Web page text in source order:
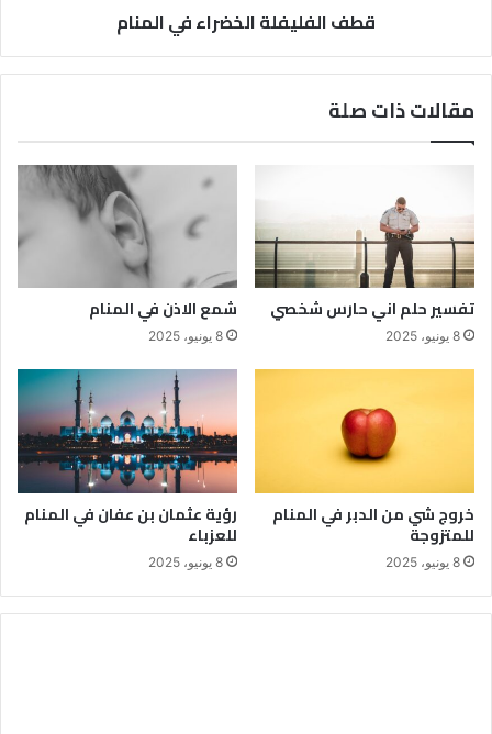
قطف الفليفلة الخضراء في المنام
مقالات ذات صلة
تفسير حلم اني حارس شخصي
8 يونيو، 2025
شمع الاذن في المنام
8 يونيو، 2025
خروج شي من الدبر في المنام
للمتزوجة
8 يونيو، 2025
رؤية عثمان بن عفان في المنام
للعزباء
8 يونيو، 2025